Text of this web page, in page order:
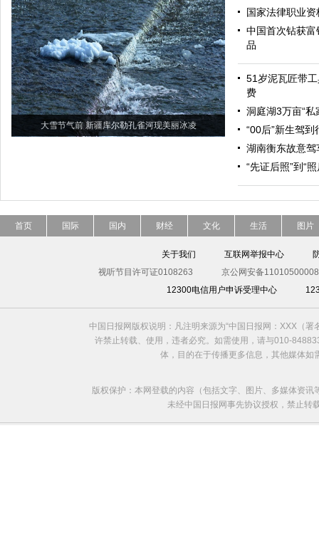
大雪节气前 新疆库尔勒孔雀河现美丽冰凌
国家法律职业
中国首次钻获
品
51岁泥瓦匠带
费
洞庭湖3万亩“私
“00后”新生驾到
湖南衡东故意
“先证后照”到“
首页 国际 国内 财经 文化 生活 图片
关于我们 互联网举报中心
视听节目许可证0108263
京公网安备
12300电信用户申诉受理中心
中国日报网版权说明：凡注明来源为“中国日报网：XXX（
许禁止转载、使用，违者必究。如需使用，请与010-
体，目的在于传播更多信息，其他媒体
版权保护：本网登载的内容（包括文字、图片、多媒体资
未经中国日报网事先协议授权，禁止转